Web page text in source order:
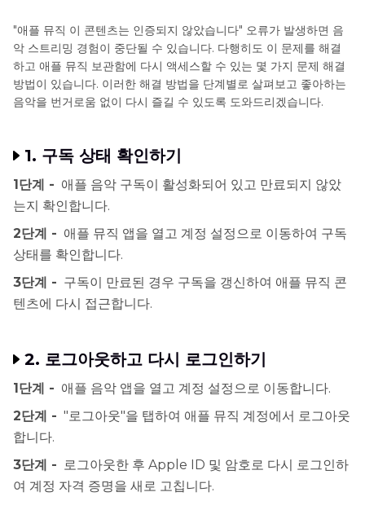
"애플 뮤직 이 콘텐츠는 인증되지 않았습니다" 오류가 발생하면 음
악 스트리밍 경험이 중단될 수 있습니다. 다행히도 이 문제를 해결
하고 애플 뮤직 보관함에 다시 액세스할 수 있는 몇 가지 문제 해결
방법이 있습니다. 이러한 해결 방법을 단계별로 살펴보고 좋아하는
음악을 번거로움 없이 다시 즐길 수 있도록 도와드리겠습니다.
1. 구독 상태 확인하기
1단계 - 애플 음악 구독이 활성화되어 있고 만료되지 않았
는지 확인합니다.
2단계 - 애플 뮤직 앱을 열고 계정 설정으로 이동하여 구독
상태를 확인합니다.
3단계 - 구독이 만료된 경우 구독을 갱신하여 애플 뮤직 콘
텐츠에 다시 접근합니다.
2. 로그아웃하고 다시 로그인하기
1단계 - 애플 음악 앱을 열고 계정 설정으로 이동합니다.
2단계 - "로그아웃"을 탭하여 애플 뮤직 계정에서 로그아웃
합니다.
3단계 - 로그아웃한 후 Apple ID 및 암호로 다시 로그인하
여 계정 자격 증명을 새로 고칩니다.